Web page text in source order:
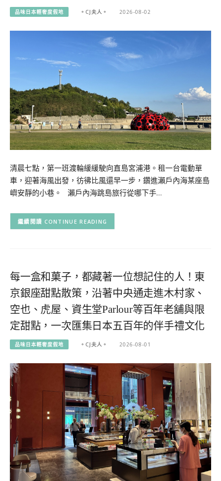
品味日本輕奢度假地 。CJ夫人。 2026-08-02
清晨七點，第一班渡輪緩緩駛向直島宮浦港。租一台電動單
車，迎著海風出發，彷彿比風還早一步，鑽進瀨戶內海某座島
嶼安靜的小巷。 瀨戶內海跳島旅行從哪下手…
CONTINUE READING
每一盒和菓子，都藏著一位想記住的人！東
京銀座甜點散策，沿著中央通走進木村家、
空也、虎屋、資生堂Parlour等百年老舖與限
定甜點，一次匯集日本五百年的伴手禮文化
品味日本輕奢度假地 。CJ夫人。 2026-08-01